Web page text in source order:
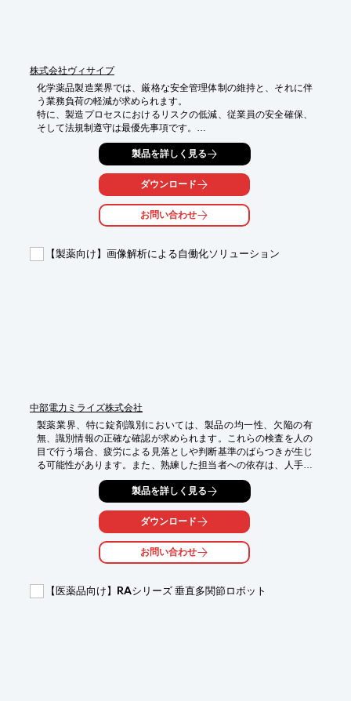
株式会社ヴィサイプ
化学薬品製造業界では、厳格な安全管理体制の維持と、それに伴
う業務負荷の軽減が求められます。
特に、製造プロセスにおけるリスクの低減、従業員の安全確保、
そして法規制遵守は最優先事項です。
IT化は、これらの課題に対し、データに基づいた迅速な意思決定
を可能にし、ヒューマンエラーの削減や、異常発生時の早期検
知・対応を支援します。
当社のIT化支援は、化学薬品製造業における安全管理の高度化と
業務効率化の両立を目指します。
【活用シーン】
・危険物管理のデジタル化
・緊急時対応計画の策定・共有
製品を詳しく見る
ダウンロード
お問い合わせ
【製薬向け】画像解析による自働化ソリューション
中部電力ミライズ株式会社
製薬業界、特に錠剤識別においては、製品の均一性、欠陥の有
無、識別情報の正確な確認が求められます。これらの検査を人の
目で行う場合、疲労による見落としや判断基準のばらつきが生じ
る可能性があります。また、熟練した担当者への依存は、人手不
足の折に課題となることがあります。当社の画像解析による自働
化ソリューションは、これらの課題に対し、客観的かつ安定した
検査を実現します。
【活用シーン】
・錠剤の外観検査（形状、色、異物混入など）
・錠剤の識別情報（刻印など）の確認
【導入の効果】
製品を詳しく見る
ダウンロード
お問い合わせ
【医薬品向け】RAシリーズ 垂直多関節ロボット